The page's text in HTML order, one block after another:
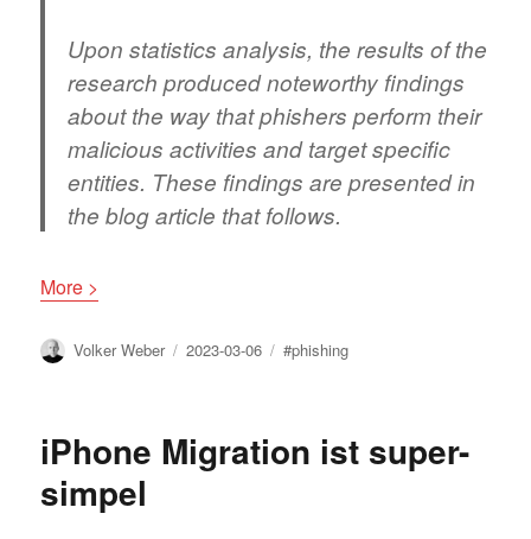
Upon statistics analysis, the results of the
research produced noteworthy findings
about the way that phishers perform their
malicious activities and target specific
entities. These findings are presented in
the blog article that follows.
More >
Author
Volker Weber
Posted
2023-03-06 Tags
#phishing
iPhone Migration ist super-
simpel